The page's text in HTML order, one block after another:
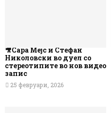
🎥Сара Мејс и Стефан
Николовски во дуел со
стереотипите во нов видео
запис
25 февруари, 2026